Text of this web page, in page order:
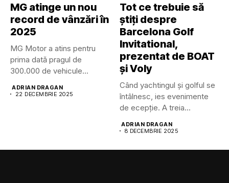
MG atinge un nou
record de vânzări în
2025
MG Motor a atins pentru
prima dată pragul de
300.000 de vehicule...
ADRIAN DRAGAN
22 DECEMBRIE 2025
Tot ce trebuie să
știți despre
Barcelona Golf
Invitational,
prezentat de BOAT
și Voly
Când yachtingul și golful se
întâlnesc, ies evenimente
de ecepție. A treia...
ADRIAN DRAGAN
8 DECEMBRIE 2025